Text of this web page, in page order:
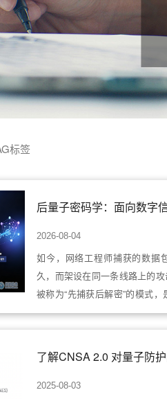
标签
2026-08-04
如今，网络工程师捕获的数据
久，而架设在同一条线路上的
被称为“先捕获后解密”的模式
研
了解CNSA 2.0 对量子防
2025-08-03